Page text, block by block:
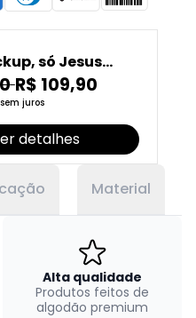
só Jesus
R$ 109,90
juros
detalhes
Material
Alta qualidade
Produtos feitos de
algodão premium